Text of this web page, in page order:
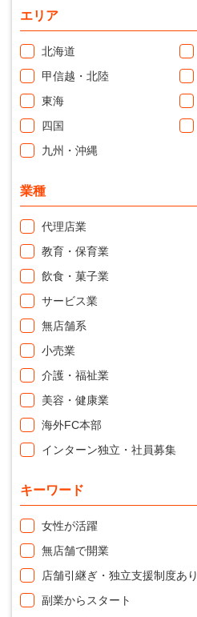
エリア
北海道
甲信越・北陸
東海
四国
九州・沖縄
業種
代理店業
教育・保育業
飲食・菓子業
サービス業
無店舗系
小売業
介護・福祉業
美容・健康業
海外FC本部
インターン独立・社員募集
キーワード
女性が活躍
無店舗で開業
店舗引継ぎ・独立支援制度あり
副業からスタート